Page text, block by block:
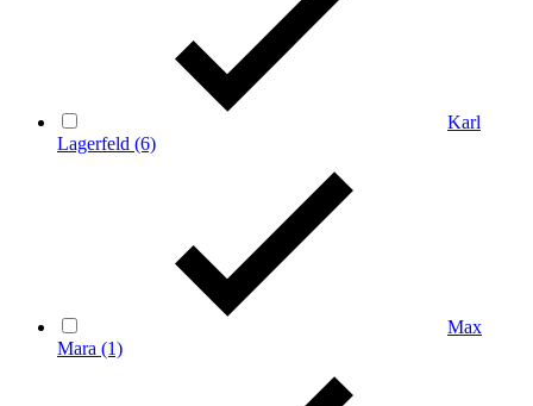
Karl
Lagerfeld (6)
Max
Mara (1)